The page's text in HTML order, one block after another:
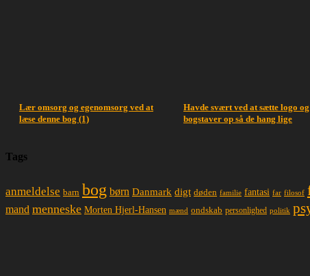
Lær omsorg og egenomsorg ved at
læse denne bog (1)
Havde svært ved at sætte logo og
bogstaver op så de hang lige
Tags
anmeldelse barn bog børn Danmark digt døden familie fantasi far filosof
mand menneske Morten Hjerl-Hansen mænd ondskab personlighed politik